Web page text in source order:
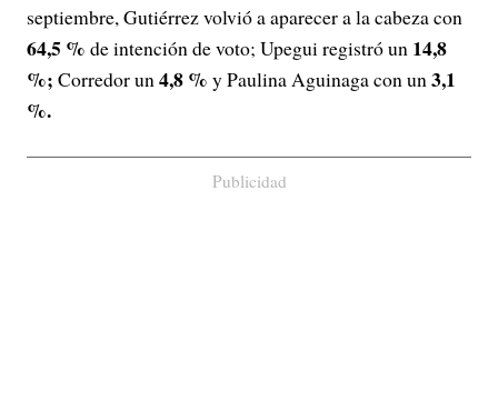
septiembre, Gutiérrez volvió a aparecer a la cabeza con
64,5 % de intención de voto; Upegui registró un 14,8
%; Corredor un4,8 % y Paulina Aguinaga con un3,1
%.
Publicidad